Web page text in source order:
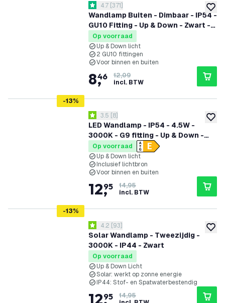
Wandlamp Buiten - Dimbaar - IP54 -
GU10 Fitting - Up & Down - Zwart -
Geschikt voor Binnen & Buiten
reviews drawer openen
4.7 score sterren
4.7 [371]
Op voorraad
Up & Down licht
2 GU10 fittingen
Voor binnen en buiten
8,
46
12,09
incl. BTW
-13%
LED Wandlamp - IP54 - 4.5W -
3000K - G9 fitting - Up & Down -
Zwart - Geschikt voor Binnen &
Buiten
reviews drawer openen
3.5 score sterren
3.5 [8]
Op voorraad
Up & Down licht
Inclusief lichtbron
Voor binnen en buiten
12,
95
14,95
incl. BTW
-13%
Solar Wandlamp - Tweezijdig -
3000K - IP44 - Zwart
reviews drawer openen
4.2 score sterren
4.2 [93]
Op voorraad
Up & Down Licht
Solar: werkt op zonne energie
IP44: Stof- en Spatwaterbestendig
12,
95
14,95